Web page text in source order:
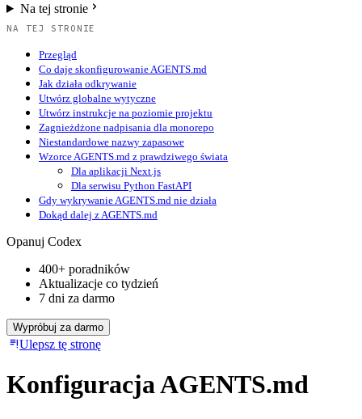
Na tej stronie
NA TEJ STRONIE
Przegląd
Co daje skonfigurowanie AGENTS.md
Jak działa odkrywanie
Utwórz globalne wytyczne
Utwórz instrukcje na poziomie projektu
Zagnieżdżone nadpisania dla monorepo
Niestandardowe nazwy zapasowe
Wzorce AGENTS.md z prawdziwego świata
Dla aplikacji Next.js
Dla serwisu Python FastAPI
Gdy wykrywanie AGENTS.md nie działa
Dokąd dalej z AGENTS.md
Opanuj Codex
400+ poradników
Aktualizacje co tydzień
7 dni za darmo
Wypróbuj za darmo
Ulepsz tę stronę
Konfiguracja AGENTS.md